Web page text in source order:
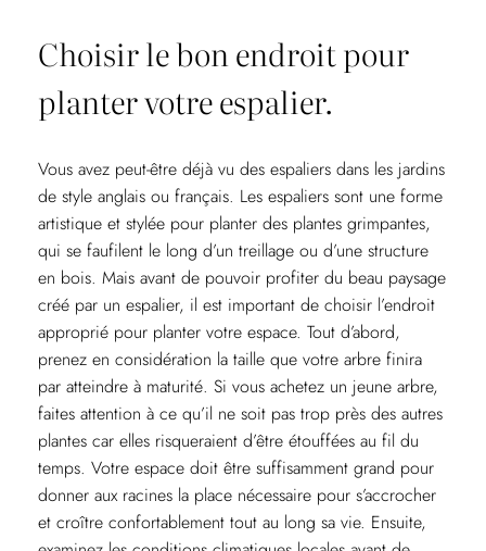
Choisir le bon endroit pour
planter votre espalier.
Vous avez peut-être déjà vu des espaliers dans les jardins
de style anglais ou français. Les espaliers sont une forme
artistique et stylée pour planter des plantes grimpantes,
qui se faufilent le long d’un treillage ou d’une structure
en bois. Mais avant de pouvoir profiter du beau paysage
créé par un espalier, il est important de choisir l’endroit
approprié pour planter votre espace. Tout d’abord,
prenez en considération la taille que votre arbre finira
par atteindre à maturité. Si vous achetez un jeune arbre,
faites attention à ce qu’il ne soit pas trop près des autres
plantes car elles risqueraient d’être étouffées au fil du
temps. Votre espace doit être suffisamment grand pour
donner aux racines la place nécessaire pour s’accrocher
et croître confortablement tout au long sa vie. Ensuite,